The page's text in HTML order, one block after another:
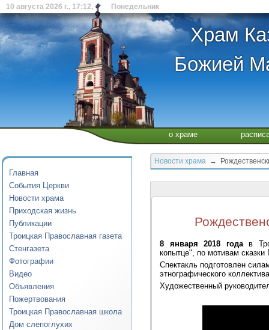
10 августа 2026 г., 17:12, Понедельник
Храм
Божией
о храме
Главная
События Церкви
Новости храма
Приходская жизнь
Публикации
Троицкая Православная газета
Стенгазета
Фотографии
Видео
Объявления
Пожертвования
Троицкая Православная школа
Дом слепоглухих
Новости храма →
8 января 2018 годав
копытце", по мотивам
Спектакль подготовлен
этнографического
Художественный